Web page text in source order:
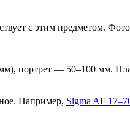
с этим предметом.
портрет — 50–100 мм.
Например, Sigma AF